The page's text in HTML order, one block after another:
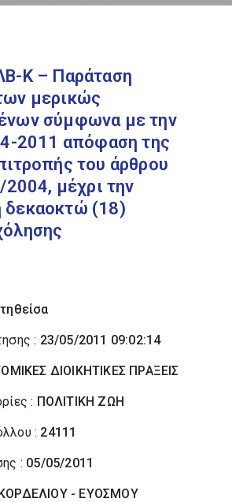
Κ – Παράταση
μερικώς
σύμφωνα με την
2011 απόφαση της
του άρθρου
μέχρι την
(18)
: 23/05/2011 09:02:14
ΔΙΟΙΚΗΤΙΚΕΣ ΠΡΑΞΕΙΣ
: ΠΟΛΙΤΙΚΗ ΖΩΗ
: 24111
: 05/05/2011
- ΕΥΟΣΜΟΥ